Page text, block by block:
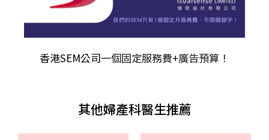
香港SEM公司一個固定服務費+廣告預算！
其他婦產科醫生推薦